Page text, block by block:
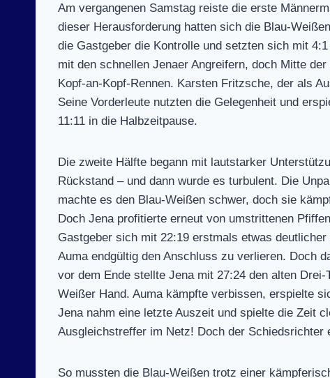
Am vergangenen Samstag reiste die erste
dieser Herausforderung hatten sich die Blau-
die Gastgeber die Kontrolle und setzten sich mit
mit den schnellen Jenaer Angreifern, doch Mitte
Kopf-an-Kopf-Rennen. Karsten Fritzsche, der als
Seine Vorderleute nutzten die Gelegenheit und
11:11 in die Halbzeitpause.
Die zweite Hälfte begann mit lautstarker
Rückstand – und dann wurde es turbulent. Die
machte es den Blau-Weißen schwer, doch sie
Doch Jena profitierte erneut von umstrittenen
Gastgeber sich mit 22:19 erstmals etwas
Auma endgültig den Anschluss zu verlieren. Doch
vor dem Ende stellte Jena mit 27:24 den alten
Weißer Hand. Auma kämpfte verbissen, erspielte
Jena nahm eine letzte Auszeit und spielte die Zeit
Ausgleichstreffer im Netz! Doch der Schiedsrichter
So mussten die Blau-Weißen trotz einer